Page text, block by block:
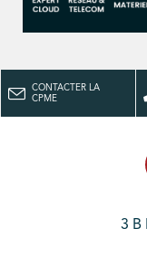
CONTACTER LA
CPME
3 B